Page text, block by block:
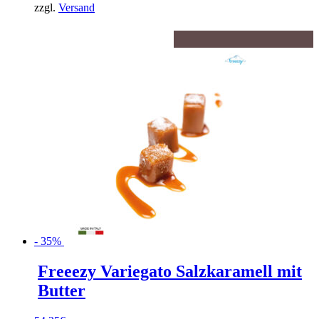
zzgl. Versand
- 35%
Freeezy Variegato Salzkaramell mit
Butter